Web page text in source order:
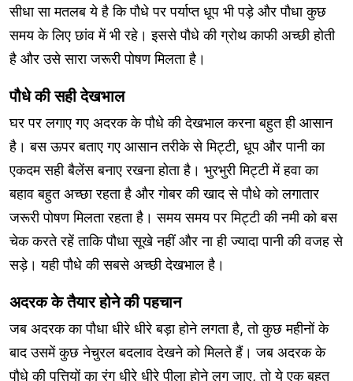
सीधा सा मतलब ये है कि पौधे पर पर्याप्त धूप भी पड़े और पौधा कुछ
समय के लिए छांव में भी रहे। इससे पौधे की ग्रोथ काफी अच्छी होती
है और उसे सारा जरूरी पोषण मिलता है।
पौधे की सही देखभाल
घर पर लगाए गए अदरक के पौधे की देखभाल करना बहुत ही आसान
है। बस ऊपर बताए गए आसान तरीके से मिट्टी, धूप और पानी का
एकदम सही बैलेंस बनाए रखना होता है। भुरभुरी मिट्टी में हवा का
बहाव बहुत अच्छा रहता है और गोबर की खाद से पौधे को लगातार
जरूरी पोषण मिलता रहता है। समय समय पर मिट्टी की नमी को बस
चेक करते रहें ताकि पौधा सूखे नहीं और ना ही ज्यादा पानी की वजह से
सड़े। यही पौधे की सबसे अच्छी देखभाल है।
अदरक के तैयार होने की पहचान
जब अदरक का पौधा धीरे धीरे बड़ा होने लगता है, तो कुछ महीनों के
बाद उसमें कुछ नेचुरल बदलाव देखने को मिलते हैं। जब अदरक के
पौधे की पत्तियों का रंग धीरे धीरे पीला होने लग जाए, तो ये एक बहुत